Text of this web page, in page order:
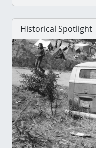
Historical Spotlight